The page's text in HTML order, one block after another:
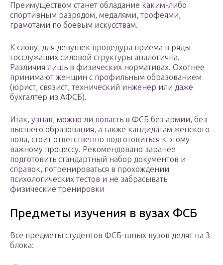
Преимуществом станет обладание каким-либо
спортивным разрядом, медалями, трофеями,
грамотами по боевым искусствам.
К слову, для девушек процедура приема в ряды
госслужащих силовой структуры аналогична.
Различия лишь в физических нормативах. Охотнее
принимают женщин с профильным образованием
(юрист, связист, технический инженер или даже
бухгалтер из АФСБ).
Итак, узнав, можно ли попасть в ФСБ без армии, без
высшего образования, а также кандидатам женского
пола, стоит ответственно подготовиться к этому
важному процессу. Рекомендовано заранее
подготовить стандартный набор документов и
справок, потренироваться в прохождении
психологических тестов и не забрасывать
физические тренировки
Предметы изучения в вузах ФСБ
Все предметы студентов ФСБ-шных вузов делят на 3
блока: